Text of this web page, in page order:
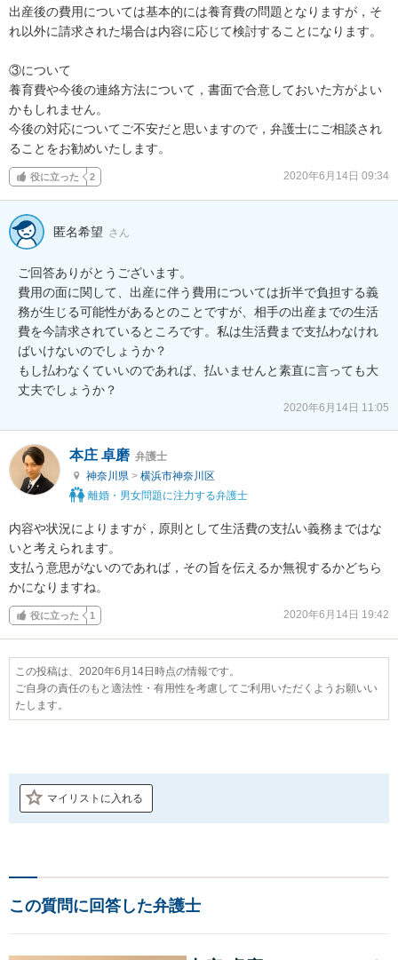
出産後の費用については基本的には養育費の問題となりますが，そ
れ以外に請求された場合は内容に応じて検討することになります。
③について
養育費や今後の連絡方法について，書面で合意しておいた方がよい
かもしれません。
今後の対応についてご不安だと思いますので，弁護士にご相談され
ることをお勧めいたします。
役に立った 2 2020年6月14日 09:34
匿名希望 さん
ご回答ありがとうございます。
費用の面に関して、出産に伴う費用については折半で負担する義
務が生じる可能性があるとのことですが、相手の出産までの生活
費を今請求されているところです。私は生活費まで支払わなけれ
ばいけないのでしょうか？
もし払わなくていいのであれば、払いませんと素直に言っても大
丈夫でしょうか？
2020年6月14日 11:05
本庄 卓磨 弁護士
神奈川県 > 横浜市神奈川区
離婚・男女問題に注力する弁護士
内容や状況によりますが，原則として生活費の支払い義務まではな
いと考えられます。
支払う意思がないのであれば，その旨を伝えるか無視するかどちら
かになりますね。
役に立った 1 2020年6月14日 19:42
この投稿は、2020年6月14日時点の情報です。
ご自身の責任のもと適法性・有用性を考慮してご利用いただくようお願いい
たします。
マイリストに入れる
この質問に回答した弁護士